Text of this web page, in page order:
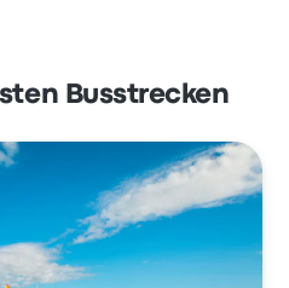
Busstrecken